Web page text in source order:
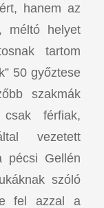
hanem az
méltó helyet
tartom
50 győztese
szakmák
férfiak,
vezetett
pécsi Gellén
szóló
fel azzal a